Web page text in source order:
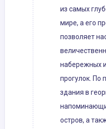
из самых
мире, а его
позволяет
набережных
прогулок. По
здания в
остров, а